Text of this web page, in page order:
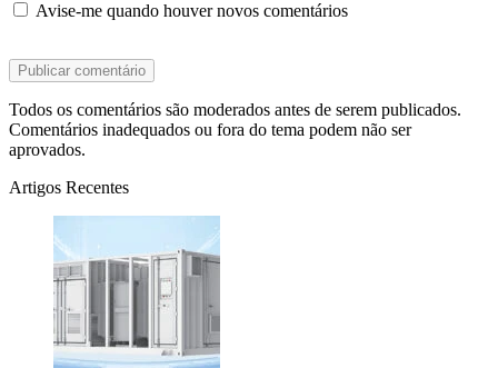
Avise-me quando houver novos comentários
Todos os comentários são moderados antes de serem publicados.
Comentários inadequados ou fora do tema podem não ser
aprovados.
Artigos Recentes